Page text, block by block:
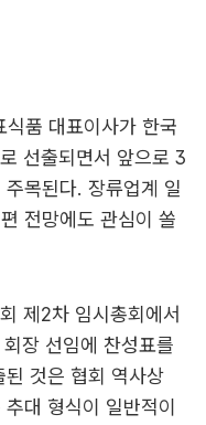
품 대표이사가 한국
선출되면서 앞으로 3
목된다. 장류업계 일
전망에도 관심이 쏠
제2차 임시총회에서
장 선임에 찬성표를
것은 협회 역사상
대 형식이 일반적이